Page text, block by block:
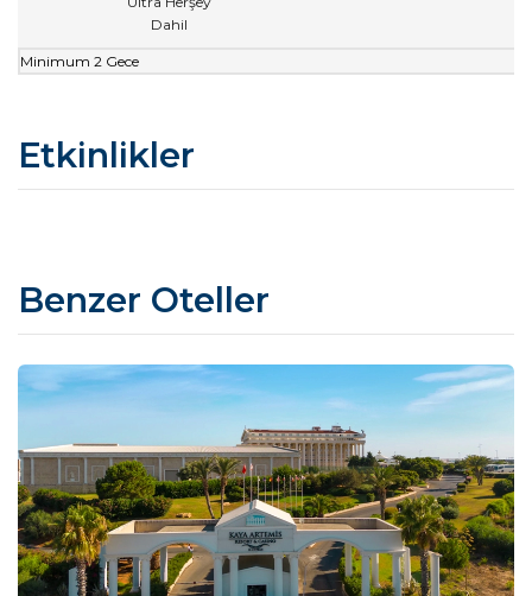
Dahil
Minimum 2 Gece
Etkinlikler
Benzer Oteller